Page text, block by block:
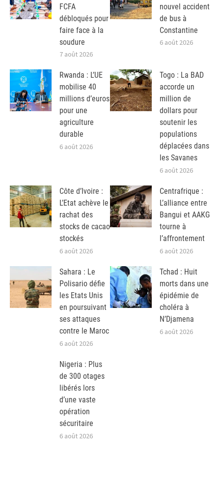
FCFA
débloqués pour
faire face à la
soudure
7 août 2026
nouvel accident
de bus à
Constantine
6 août 2026
Rwanda : L’UE
mobilise 40
millions d’euros
pour une
agriculture
durable
6 août 2026
Togo : La BAD
accorde un
million de
dollars pour
soutenir les
populations
déplacées dans
les Savanes
6 août 2026
Côte d’Ivoire :
L’Etat achève le
rachat des
stocks de cacao
stockés
6 août 2026
Centrafrique :
L’alliance entre
Bangui et AAKG
tourne à
l’affrontement
6 août 2026
Sahara : Le
Polisario défie
les Etats Unis
en poursuivant
ses attaques
contre le Maroc
6 août 2026
Tchad : Huit
morts dans une
épidémie de
choléra à
N’Djamena
6 août 2026
Nigeria : Plus
de 300 otages
libérés lors
d’une vaste
opération
sécuritaire
6 août 2026